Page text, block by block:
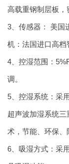
高载重钢制层板，
3、传感器： 美国
机：法国进口高档
4、控湿范围：
调。
5、控湿系统：采
超声波加湿系统三
术，节能、环保、
6、吸湿方式：采